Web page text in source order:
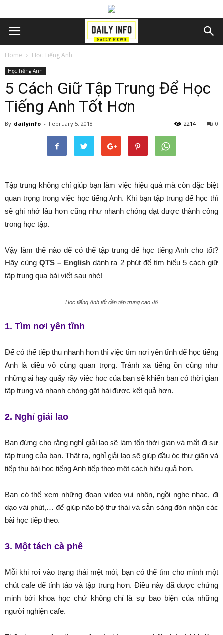
Home Học Tiếng Anh
Học Tiếng Anh
5 Cách Giữ Tập Trung Để Học
Tiếng Anh Tốt Hơn
By dailyinfo - February 5, 2018 0
2214
Tập trung không chỉ giúp bạn làm việc hiệu quả mà còn đặc biệt
quan trọng trong việc học tiếng Anh. Khi bạn tập trung để học thì
sẽ ghi nhớ lâu hơn cũng như nhanh chóng đạt được thành công
trong học tập.
Vậy làm thế nào để có thể tập trung để học tiếng Anh cho tốt?
Hãy cùngQTS – English dành ra 2 phút để tìm hiểu 5 cách giữ
tập trung qua bài viết sau nhé!
Học tiếng Anh tốt cần tập trung cao độ
1. Tìm nơi yên tĩnh
Để có thể tiếp thu nhanh hơn thì việc tìm nơi yên tĩnh để học tiếng
Anh là điều vô cùng quan trọng. Tránh xa tiếng ồn cũng như
những ai hay quấy rầy việc học của bạn sẽ khiến bạn có thời gian
tập trung và nhanh chóng gặt hái được kết quả hơn.
2. Nghỉ giải lao
Bạn đừng cho rằng nghỉ giải lao sẽ làm tốn thời gian và mất đi sự
tập trung của bạn. Thật ra, nghỉ giải lao sẽ giúp đầu óc thư giãn và
tiếp thu bài học tiếng Anh tiếp theo một cách hiệu quả hơn.
Bạn có thể xem những đoạn video vui nhộn, ngồi nghe nhạc, đi
dạo vài phút,… để giúp não bộ thư thái và sẵn sàng đón nhận các
bài học tiếp theo.
3. Một tách cà phê
Mỗi khi rơi vào trạng thái mệt mỏi, bạn có thể tìm cho mình một
chút cafe để tỉnh táo và tập trung hơn. Điều này đã được chứng
minh bởi khoa học chứ không chỉ là sự bao biện của những
người nghiện cafe.